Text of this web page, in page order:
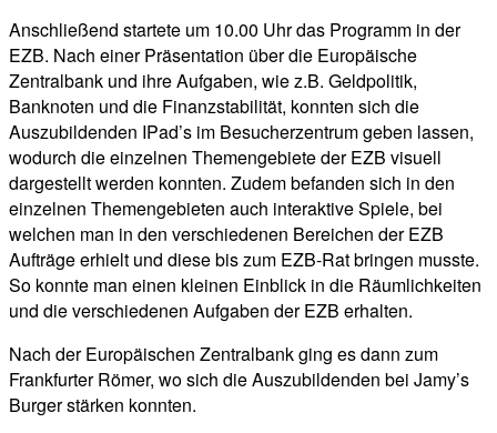
Anschließend startete um 10.00 Uhr das Programm in der
EZB. Nach einer Präsentation über die Europäische
Zentralbank und ihre Aufgaben, wie z.B. Geldpolitik,
Banknoten und die Finanzstabilität, konnten sich die
Auszubildenden IPad’s im Besucherzentrum geben lassen,
wodurch die einzelnen Themengebiete der EZB visuell
dargestellt werden konnten. Zudem befanden sich in den
einzelnen Themengebieten auch interaktive Spiele, bei
welchen man in den verschiedenen Bereichen der EZB
Aufträge erhielt und diese bis zum EZB-Rat bringen musste.
So konnte man einen kleinen Einblick in die Räumlichkeiten
und die verschiedenen Aufgaben der EZB erhalten.
Nach der Europäischen Zentralbank ging es dann zum
Frankfurter Römer, wo sich die Auszubildenden bei Jamy’s
Burger stärken konnten.